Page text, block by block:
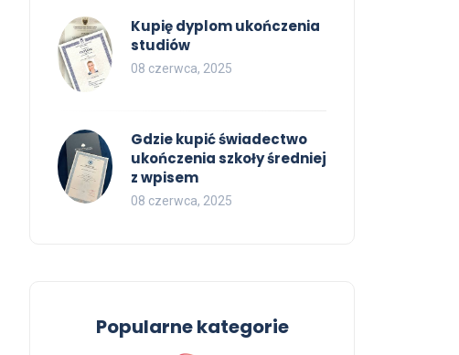
Kupię dyplom ukończenia
studiów
08 czerwca, 2025
Gdzie kupić świadectwo
ukończenia szkoły średniej
z wpisem
08 czerwca, 2025
Popularne kategorie